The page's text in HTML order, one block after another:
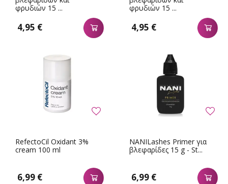
φρυδιών 15 ...
4,95 €
φρυδιών 15 ...
4,95 €
RefectoCil Oxidant 3%
cream 100 ml
6,99 €
NANILashes Primer για
βλεφαρίδες 15 g - St...
6,99 €